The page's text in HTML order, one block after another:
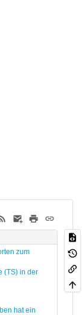
zum
(TS) in der
hat ein